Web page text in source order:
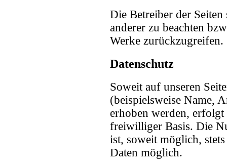
Die Betreiber der
anderer zu beachten
Werke zurückzugreifen.
Datenschutz
Soweit auf unseren
(beispielsweise Name,
erhoben werden,
freiwilliger Basis. Die
ist, soweit möglich,
Daten möglich.